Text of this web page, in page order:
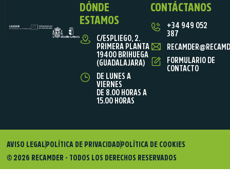
DÓNDE
ESTAMOS
C/ESPLIEGO, 2.
PRIMERA PLANTA
19400 BRIHUEGA
(GUADALAJARA)
DE LUNES A
VIERNES
DE 8.00 HORAS A
15.00 HORAS
CONTÁCTANOS
+34 949 052
387
FORMULARIO DE
CONTACTO
© 2026 RECAMDER - TODOS LOS DERECHOS RESERVADOS
AVISO LEGAL POLÍTICA DE PRIVACIDAD POLÍTICA DE COOKIES